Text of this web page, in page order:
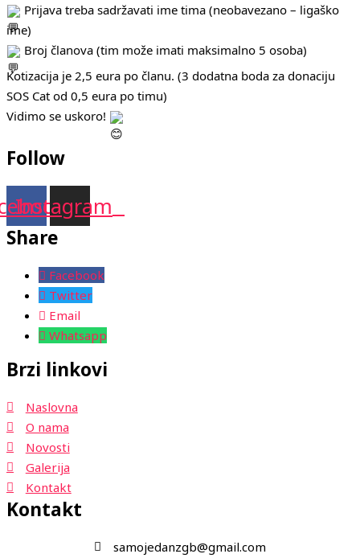
Prijava treba sadržavati ime tima (neobavezano – ligaško
ime)
Broj članova (tim može imati maksimalno 5 osoba)
Kotizacija je 2,5 eura po članu. (3 dodatna boda za donaciju
SOS Cat od 0,5 eura po timu)
Vidimo se uskoro!
Follow
Instagram
Share
Facebook
Twitter
Email
Whatsapp
Brzi linkovi
Naslovna
O nama
Novosti
Galerija
Kontakt
Kontakt
samojedanzgb@gmail.com